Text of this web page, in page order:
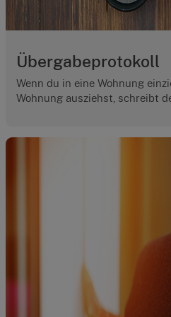
Übergabeprotokoll
Wenn du in eine Wohnung
Wohnung ausziehst, schreibt